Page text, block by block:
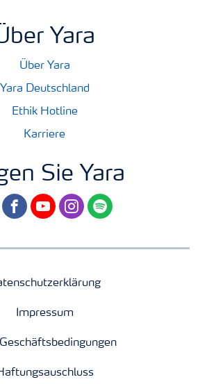
Yara
Über Yara
Yara Deutschland
Ethik Hotline
Karriere
Sie Yara
facebookyoutubeinstagram
spotify
Impressum